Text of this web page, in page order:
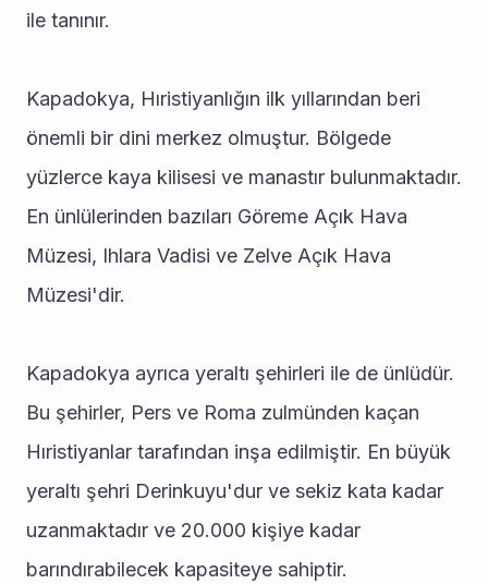
ile tanınır.
Kapadokya, Hıristiyanlığın ilk yıllarından beri
önemli bir dini merkez olmuştur. Bölgede
yüzlerce kaya kilisesi ve manastır bulunmaktadır.
En ünlülerinden bazıları Göreme Açık Hava
Müzesi, Ihlara Vadisi ve Zelve Açık Hava
Müzesi'dir.
Kapadokya ayrıca yeraltı şehirleri ile de ünlüdür.
Bu şehirler, Pers ve Roma zulmünden kaçan
Hıristiyanlar tarafından inşa edilmiştir. En büyük
yeraltı şehri Derinkuyu'dur ve sekiz kata kadar
uzanmaktadır ve 20.000 kişiye kadar
barındırabilecek kapasiteye sahiptir.